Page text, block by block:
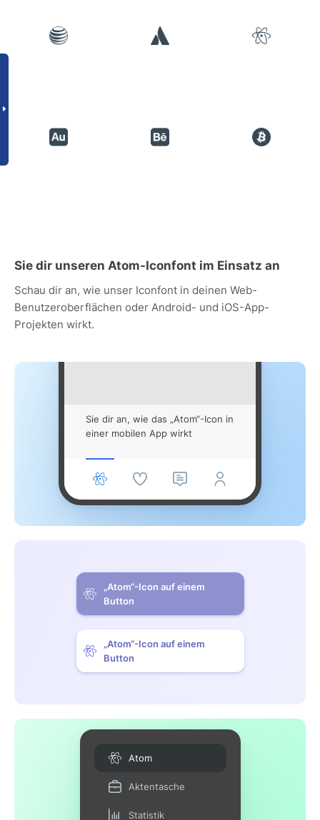
Sie dir unseren Atom-Iconfont im Einsatz an
Schau dir an, wie unser Iconfont in deinen Web-
Benutzeroberflächen oder Android- und iOS-App-
Projekten wirkt.
Sie dir an, wie das „Atom“-Icon in
einer mobilen App wirkt
„Atom“-Icon auf einem
Button
„Atom“-Icon auf einem
Button
Atom
Aktentasche
Statistik